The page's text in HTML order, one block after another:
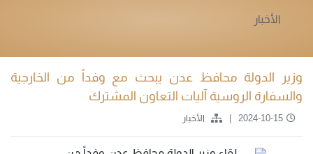
الأخبار
وزير الدولة محافظ عدن يبحث مع وفداً من الخارجية
والسفارة الروسية آليات التعاون المشترك
2024-10-15 الأخبار